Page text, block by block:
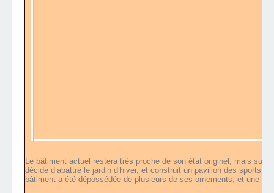
Le bâtiment actuel restera très proche de son état originel, mais
décide d’abattre le jardin d’hiver, et construit un pavillon des sports
bâtiment a été dépossédée de plusieurs de ses ornements, et une